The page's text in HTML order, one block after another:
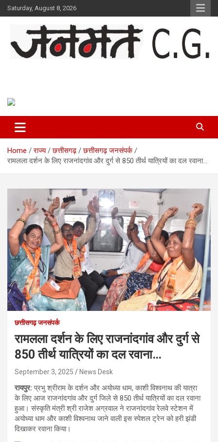
Skip
to
Saturday, August 8, 2026
Home राज्य छत्तीसगढ़
छत्तीसगढ़ जनसंपर्क
रामलला दर्शन के लिए राजनांदगांव और दुर्ग से 850 तीर्थ यात्रियों का दल रवाना…
छत्तीसगढ़ जनसंपर्क
रामलला दर्शन के लिए राजनांदगांव और दुर्ग से
850 तीर्थ यात्रियों का दल रवाना…
September 3, 2025 News Desk
रायपुर:प्रभु श्रीराम के दर्शन और अयोध्या धाम, काशी विश्वनाथ की यात्रा
के लिए आज राजनांदगांव और दुर्ग जिले से 850 तीर्थ यात्रियों का दल रवाना
हुआ। संस्कृति मंत्री श्री राजेश अग्रवाल ने राजनांदगांव रेलवे स्टेशन में
अयोध्या धाम और काशी विश्वनाथ जाने वाली इस स्पेशल ट्रेन को हरी झंडी
दिखाकर रवाना किया।